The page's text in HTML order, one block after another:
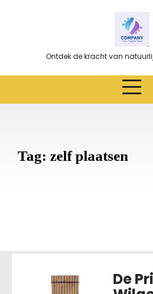
Ontdek de kracht van
Tag: zelf plaatsen
De